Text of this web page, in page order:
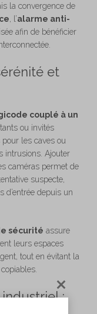
la convergence de
, l’alarme anti-
afin de bénéficier
et
couplé à un
ou invités
pour les caves ou
intrusions. Ajouter
caméras permet de
suspecte,
d’entrée depuis un
sécurité assure
leurs espaces
tout en évitant la
: